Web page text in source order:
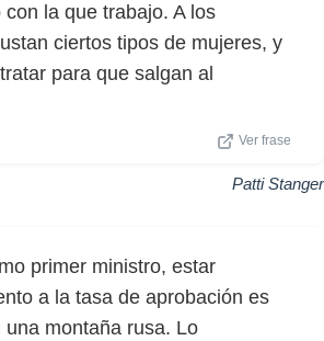
la que trabajo. A los
ciertos tipos de mujeres, y
para que salgan al
Ver frase
Patti Stanger
primer ministro, estar
a la tasa de aprobación es
una montaña rusa. Lo